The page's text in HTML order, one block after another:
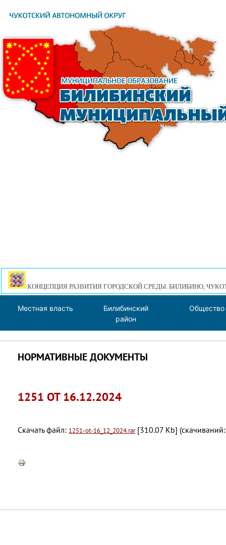
КОНЦЕПЦИЯ РАЗВИТИЯ ГОРОДСКОЙ СРЕДЫ. БИЛИБИНО,
Местная власть
Билибинский
район
Общество
НОРМАТИВНЫЕ ДОКУМЕНТЫ
1251 ОТ 16.12.2024
Скачать файл: 1251-ot-16_12_2024.rar[310.07 Kb]